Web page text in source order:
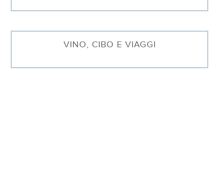
VINO, CIBO E VIAGGI